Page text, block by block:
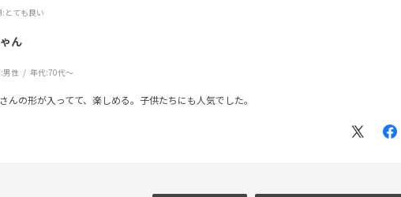
:とても良い
ん
男性 年代:70代～
んの形が入ってて、楽しめる。子供たちにも人気でした。